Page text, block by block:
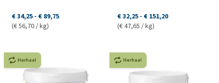
€ 34,25 - € 89,75
(€ 56,70 / kg)
€ 32,25 - € 151,20
(€ 47,65 / kg)
Herhaal Herhaal